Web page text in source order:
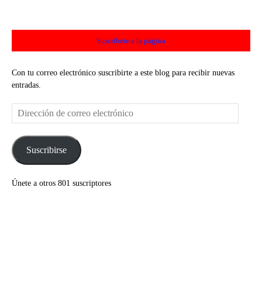
Suscríbete a la página
Con tu correo electrónico suscribirte a este blog para recibir nuevas
entradas.
Dirección
de
electrónicoSuscribirse
Únete a otros 801 suscriptores